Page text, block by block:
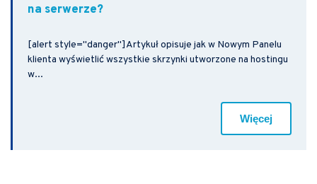
na serwerze?
[alert style="danger"]Artykuł opisuje jak w Nowym Panelu
klienta wyświetlić wszystkie skrzynki utworzone na hostingu
w...
Więcej